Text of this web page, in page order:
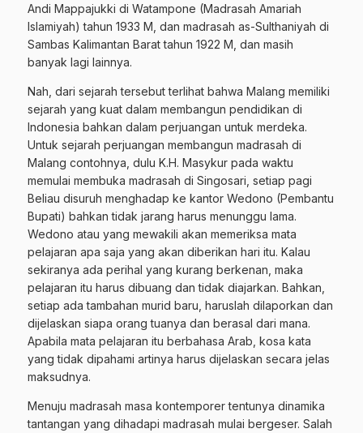
Andi Mappajukki di Watampone (Madrasah Amariah
Islamiyah) tahun 1933 M, dan madrasah as-Sulthaniyah di
Sambas Kalimantan Barat tahun 1922 M, dan masih
banyak lagi lainnya.
Nah, dari sejarah tersebut terlihat bahwa Malang memiliki
sejarah yang kuat dalam membangun pendidikan di
Indonesia bahkan dalam perjuangan untuk merdeka.
Untuk sejarah perjuangan membangun madrasah di
Malang contohnya, dulu K.H. Masykur pada waktu
memulai membuka madrasah di Singosari, setiap pagi
Beliau disuruh menghadap ke kantor Wedono (Pembantu
Bupati) bahkan tidak jarang harus menunggu lama.
Wedono atau yang mewakili akan memeriksa mata
pelajaran apa saja yang akan diberikan hari itu. Kalau
sekiranya ada perihal yang kurang berkenan, maka
pelajaran itu harus dibuang dan tidak diajarkan. Bahkan,
setiap ada tambahan murid baru, haruslah dilaporkan dan
dijelaskan siapa orang tuanya dan berasal dari mana.
Apabila mata pelajaran itu berbahasa Arab, kosa kata
yang tidak dipahami artinya harus dijelaskan secara jelas
maksudnya.
Menuju madrasah masa kontemporer tentunya dinamika
tantangan yang dihadapi madrasah mulai bergeser. Salah